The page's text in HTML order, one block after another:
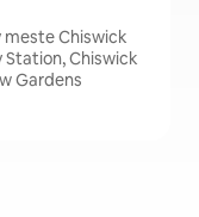
meste Chiswick
Chiswick
Gardens